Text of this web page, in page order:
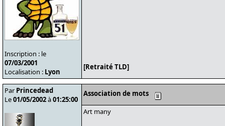
Inscription : le
07/03/2001
Localisation : Lyon
[Retraité TLD]
Par Princedead
Le01/05/2002à01:25:00
Association de mots
Art many